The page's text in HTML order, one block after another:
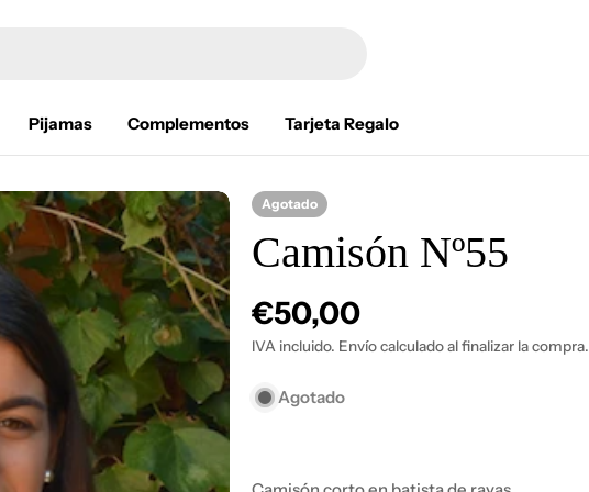
Pijamas Complementos Tarjeta Regalo
Abrir medios 1 en modal
Agotado
Camisón Nº55
Precio
habitual
€50,00
IVA incluido. Envío calculado al finalizar la compra.
Agotado